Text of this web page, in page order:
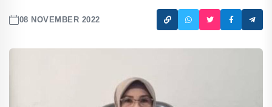
08 NOVEMBER 2022